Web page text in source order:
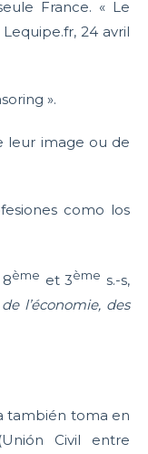
France. « Le
24 avril
».
leur image ou de
como los
ème et 3ème s.-s,
l’économie, des
también toma en
Civil entre